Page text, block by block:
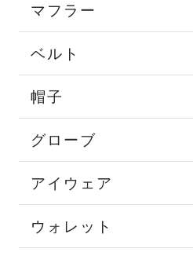
マフラー
ベルト
帽子
グローブ
アイウェア
ウォレット